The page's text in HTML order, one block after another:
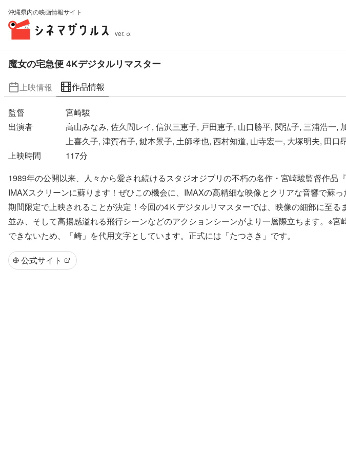
沖縄県内の映画情報サイト
ver. α
魔女の宅急便 4Kデジタルリマスター
上映情報 作品情報
監督
宮崎駿
出演者
高山みなみ, 佐久間レイ, 信沢三恵子, 戸田恵子, 山口勝平, 関弘子, 三浦浩一
上喜久子, 津賀有子, 鍵本景子, 土師孝也, 西村知道, 山寺宏一, 大塚明夫, 田口
上映時間
117分
1989年の公開以来、人々から愛され続けるスタジオジブリの不朽の名作・宮崎駿監督作品
IMAXスクリーンに蘇ります！ぜひこの機会に、IMAXの高精細な映像とクリアな音響で蘇
期間限定で上映されることが決定！今回の4Ｋデジタルリマスターでは、映像の細部に至
並み、そして高揚感溢れる飛行シーンなどのアクションシーンがより一層際立ちます。※
できないため、「崎」を代用文字としています。正式には「たつさき」です。
公式サイト